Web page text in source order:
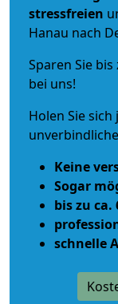
stressfreien
Hanau nach
Sparen Sie
bei uns!
Holen Sie
Keine
Sogar
bis zu ca.
schnelle